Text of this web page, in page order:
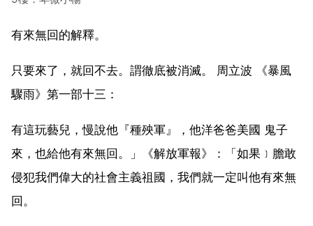
有來無回的解釋。
只要來了，就回不去。謂徹底被消滅。 周立波 《暴風
驟雨》第一部十三：
有這玩藝兒，慢說他『種殃軍』，他洋爸爸美國 鬼子
來，也給他有來無回。」《解放軍報》：「如果﹞膽敢
侵犯我們偉大的社會主義祖國，我們就一定叫他有來無
回。